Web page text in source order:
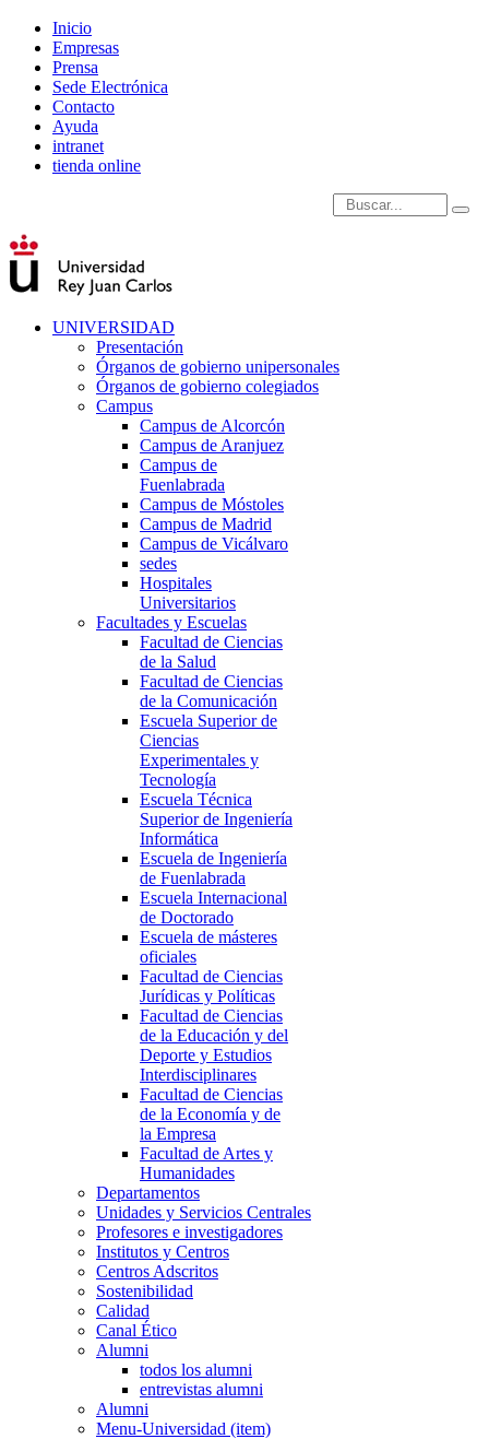
Inicio
Empresas
Prensa
Sede Electrónica
Contacto
Ayuda
intranet
tienda online
Introduce términos de
UNIVERSIDAD
Presentación
Órganos de gobierno unipersonales
Órganos de gobierno colegiados
Campus
Campus de Alcorcón
Campus de Aranjuez
Campus de
Fuenlabrada
Campus de Móstoles
Campus de Madrid
Campus de Vicálvaro
sedes
Hospitales
Universitarios
Facultades y Escuelas
Facultad de Ciencias
de la Salud
Facultad de Ciencias
de la Comunicación
Escuela Superior de
Ciencias
Experimentales y
Tecnología
Escuela Técnica
Superior de Ingeniería
Informática
Escuela de Ingeniería
de Fuenlabrada
Escuela Internacional
de Doctorado
Escuela de másteres
oficiales
Facultad de Ciencias
Jurídicas y Políticas
Facultad de Ciencias
de la Educación y del
Deporte y Estudios
Interdisciplinares
Facultad de Ciencias
de la Economía y de
la Empresa
Facultad de Artes y
Humanidades
Departamentos
Unidades y Servicios Centrales
Profesores e investigadores
Institutos y Centros
Centros Adscritos
Sostenibilidad
Calidad
Canal Ético
Alumni
todos los alumni
entrevistas alumni
Alumni
Menu-Universidad (item)